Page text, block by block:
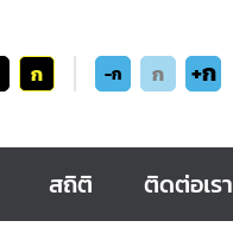
ก -ก ก +ก
สถิติ ติดต่อเรา